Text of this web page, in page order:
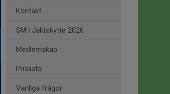
Kontakt
SM i Jaktskytte 2026
Medlemskap
Prislista
Vanliga frågor